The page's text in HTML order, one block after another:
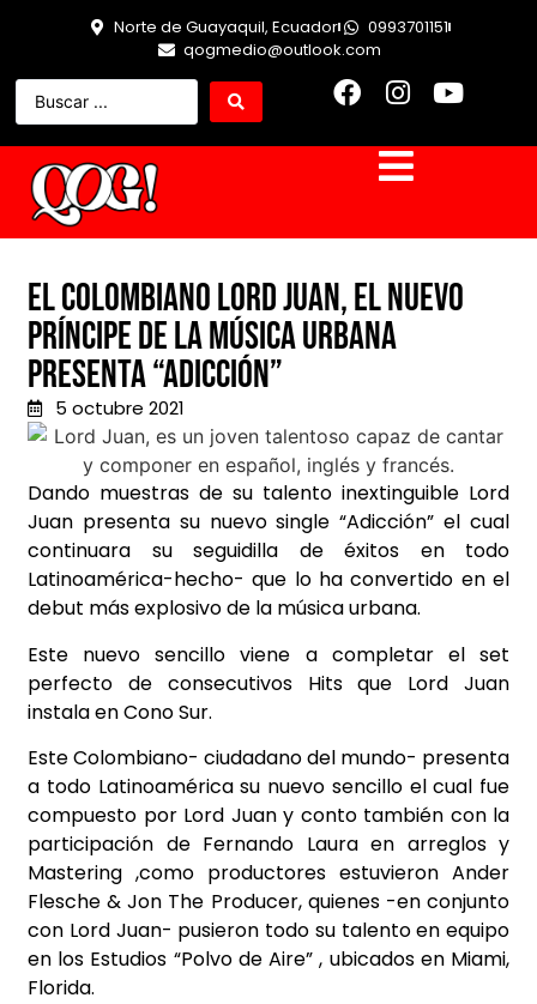
Norte de Guayaquil, Ecuador
0993701151
qogmedio@outlook.com
El colombiano Lord Juan, el nuevo
príncipe de la música urbana
presenta “Adicción”
5 octubre 2021
Dando muestras de su talento inextinguible Lord
Juan presenta su nuevo single “Adicción” el cual
continuara su seguidilla de éxitos en todo
Latinoamérica-hecho- que lo ha convertido en el
debut más explosivo de la música urbana.
Este nuevo sencillo viene a completar el set
perfecto de consecutivos Hits que Lord Juan
instala en Cono Sur.
Este Colombiano- ciudadano del mundo- presenta
a todo Latinoamérica su nuevo sencillo elcual fue
compuesto por Lord Juan y conto también con la
participación de Fernando Laura en arreglos y
Mastering ,como productores estuvieron Ander
Flesche & Jon The Producer, quienes -en conjunto
con Lord Juan- pusieron todo su talento en equipo
en los Estudios “Polvo deAire” , ubicados en Miami,
Florida.